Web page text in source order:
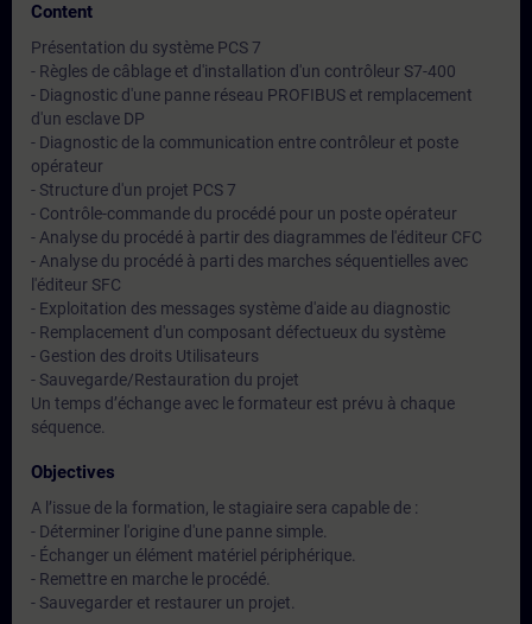
Content
Présentation du système PCS 7
- Règles de câblage et d'installation d'un contrôleur S7-400
- Diagnostic d'une panne réseau PROFIBUS et remplacement
d'un esclave DP
- Diagnostic de la communication entre contrôleur et poste
opérateur
- Structure d'un projet PCS 7
- Contrôle-commande du procédé pour un poste opérateur
- Analyse du procédé à partir des diagrammes de l'éditeur CFC
- Analyse du procédé à parti des marches séquentielles avec
l'éditeur SFC
- Exploitation des messages système d'aide au diagnostic
- Remplacement d'un composant défectueux du système
- Gestion des droits Utilisateurs
- Sauvegarde/Restauration du projet
Un temps d’échange avec le formateur est prévu à chaque
séquence.
Objectives
A l’issue de la formation, le stagiaire sera capable de :
- Déterminer l'origine d'une panne simple.
- Échanger un élément matériel périphérique.
- Remettre en marche le procédé.
- Sauvegarder et restaurer un projet.